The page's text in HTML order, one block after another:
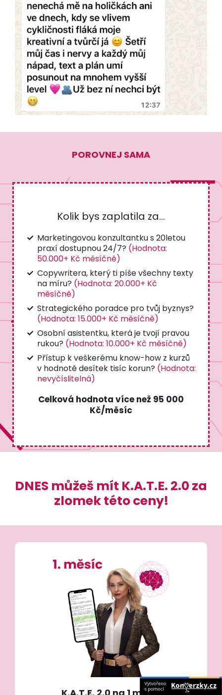
POROVNEJ SAMA
Kolik bys zaplatila za...
Marketingovou konzultantku s 20letou
praxí dostupnou 24/7? (Hodnota:
50.000+ Kč měsíčně)
Copywritera, který ti píše všechny texty
na míru? (Hodnota: 20.000+ Kč
měsíčně)
Strategického poradce pro tvůj byznys?
(Hodnota: 15.000+ Kč měsíčně)
Osobní asistentku, která je tvojí pravou
rukou? (Hodnota: 10.000+ Kč měsíčně)
Přístup k veškerému know-how z kurzů
v hodnotě desítek tisíc korun? (Hodnota:
nevyčíslitelná)
Celková hodnota více než 95 000
Kč/měsíc
DNES můžeš mít K.A.T.E. 2.0 za
zlomek této ceny!